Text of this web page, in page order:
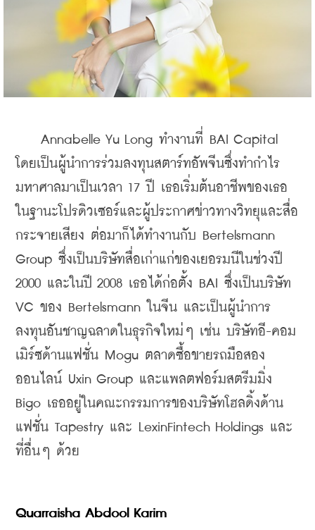
Annabelle Yu Long ทำงานที่ BAI Capital
โดยเป็นผู้นำการร่วมลงทุนสตาร์ทอัพจีนซึ่งทำกำไร
มหาศาลมาเป็นเวลา 17 ปี เธอเริ่มต้นอาชีพของเธอ
ในฐานะโปรดิวเซอร์และผู้ประกาศข่าวทางวิทยุและสื่อ
กระจายเสียง ต่อมาก็ได้ทำงานกับ Bertelsmann
Group ซึ่งเป็นบริษัทสื่อเก่าแก่ของเยอรมนีในช่วงปี
2000 และในปี 2008 เธอได้ก่อตั้ง BAI ซึ่งเป็นบริษัท
VC ของ Bertelsmann ในจีน และเป็นผู้นำการ
ลงทุนอันชาญฉลาดในธุรกิจใหม่ๆ เช่น บริษัทอี-คอม
เมิร์ซด้านแฟชั่น Mogu ตลาดซื้อขายรถมือสอง
ออนไลน์ Uxin Group และแพลตฟอร์มสตรีมมิ่ง
Bigo เธออยู่ในคณะกรรมการของบริษัทโฮลดิ้งด้าน
แฟชั่น Tapestry และ LexinFintech Holdings และ
ที่อื่นๆ ด้วย
Quarraisha Abdool Karim